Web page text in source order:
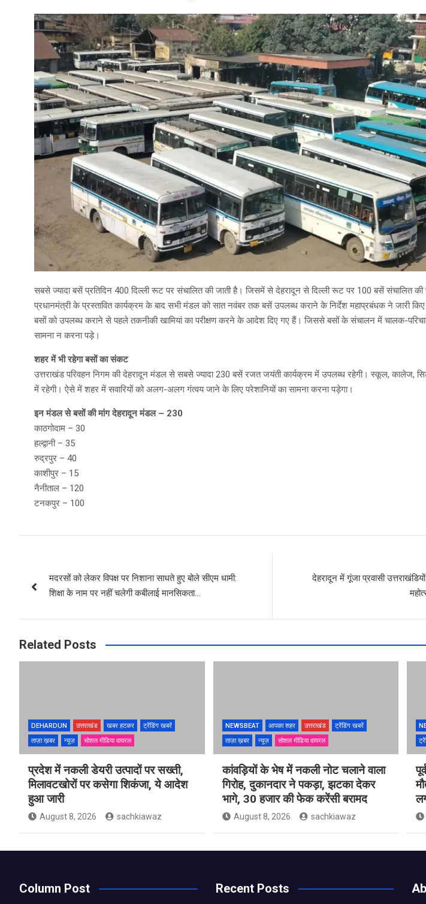
सबसे ज्यादा बसें प्रतिदिन 400 दिल्ली रूट पर संचालित की जाती है। जिसमें से देहरादून से दिल्ली रूट पर 100 बसें संचालित
प्रधानमंत्री के प्रस्तावित कार्यक्रम के बाद सभी मंडल को सात नवंबर तक बसें उपलब्ध कराने के निर्देश महाप्रबंधक ने जारी
बसों को उपलब्ध कराने से पहले तकनीकी खामियां का परीक्षण करने के आदेश दिए गए हैं। जिससे बसों के संचालन में चालक-
सामना न करना पड़े।
शहर में भी रहेगा बसों का संकट
उत्तराखंड परिवहन निगम की देहरादून मंडल से सबसे ज्यादा 230 बसें रजत जयंती कार्यक्रम में उपलब्ध रहेगी। स्कूल, कालेज,
में रहेगी। ऐसे में शहर में सवारियों को अलग-अलग गंत्वय जाने के लिए परेशानियों का सामना करना पड़ेगा।
इन मंडल से बसों की मांग देहरादून मंडल – 230
काठगोदाम – 30
हल्द्वानी – 35
रुद्रपुर – 40
काशीपुर – 15
नैनीताल – 120
टनकपुर – 100
navigation
मदरसों को लेकर विपक्ष पर निशाना साधते हुए बोले सीएम धामी:
शिक्षा के नाम पर नहीं चलेगी कबीलाई मानसिकता…
देहरादून में गूंजा प्रवासी
Related Posts
DEHARDUN उत्तराखंड खबर हटकर
ट्रेंडिंग खबरें
ताज़ा ख़बर
न्यूज़ सोशल मीडिया वायरल
प्रदेश में नकली डेयरी उत्पादों पर सख्ती,
मिलावटखोरों पर कसेगा शिकंजा, ये आदेश
हुआ जारी
August 8, 2026 sachkiawaz
NEWSBEAT आपका शहर उत्तराखंड
ट्रेंडिंग खबरें
ताज़ा ख़बर
न्यूज़ सोशल मीडिया वायरल
कांवड़ियों के भेष में नकली नोट चलाने वाला
गिरोह, दुकानदार ने पकड़ा, झटका देकर
भागे, 30 हजार की फेक करेंसी बरामद
August 8, 2026 sachkiawaz
Column Post Recent Posts